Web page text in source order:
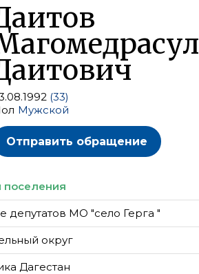
(33)
Мужской
Отправить обращение
поселения
депутатов МО "село Герга "
округ
Дагестан